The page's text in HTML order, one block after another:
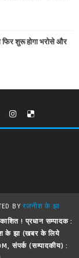
शुरू होगा भरोसे और
BYरजनीश के झा
! प्रधान सम्पादक :
के झा (खबर के लिये
संपर्क (सम्पादकीय) :